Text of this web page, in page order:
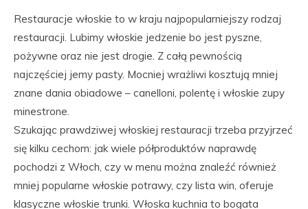
Restauracje włoskie to w kraju najpopularniejszy rodzaj
restauracji. Lubimy włoskie jedzenie bo jest pyszne,
pożywne oraz nie jest drogie. Z całą pewnością
najczęściej jemy pasty. Mocniej wrażliwi kosztują mniej
znane dania obiadowe – canelloni, polentę i włoskie zupy
minestrone.
Szukając prawdziwej włoskiej restauracji trzeba przyjrzeć
się kilku cechom: jak wiele półproduktów naprawdę
pochodzi z Włoch, czy w menu można znaleźć również
mniej popularne włoskie potrawy, czy lista win, oferuje
klasyczne włoskie trunki. Włoska kuchnia to bogata